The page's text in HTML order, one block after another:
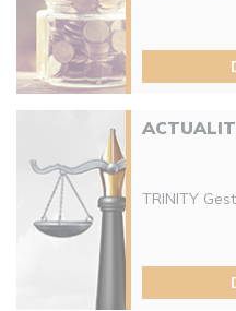
TRINITY